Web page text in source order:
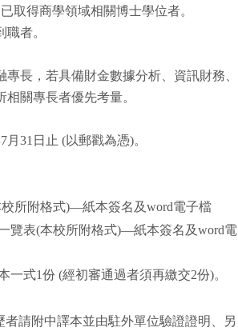
取得商學領域相關博士學位者。
者。
專長，若具備財金數據分析、資訊財務、
關專長者優先考量。
月31日止 (以郵戳為憑)。
所附格式)—紙本簽名及word電子檔
覽表(本校所附格式)—紙本簽名及word電
一式1份 (經初審通過者須再繳交2份)。
者請附中譯本並由駐外單位驗證證明、另